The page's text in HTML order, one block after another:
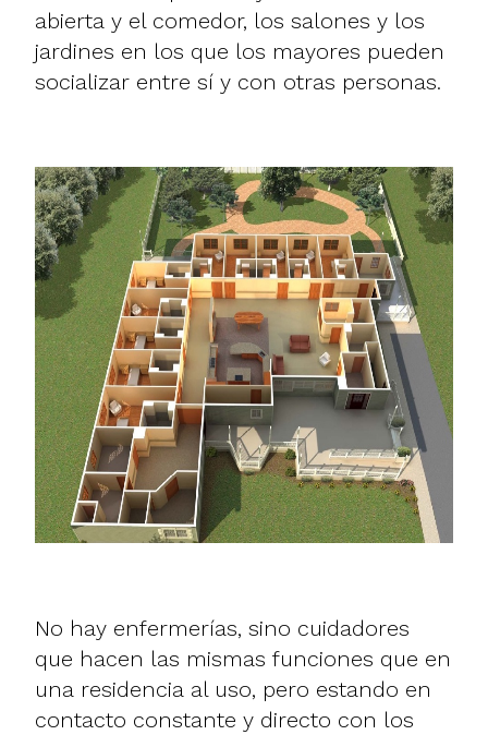
abierta y el comedor, los salones y los
jardines en los que los mayores pueden
socializar entre sí y con otras personas.
No hay enfermerías, sino cuidadores
que hacen las mismas funciones que en
una residencia al uso, pero estando en
contacto constante y directo con los